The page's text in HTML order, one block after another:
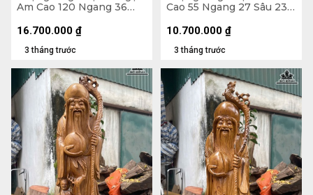
Am Cao 120 Ngang 36
3 tháng trước
16.700.000 ₫
Cao 55 Ngang 27 Sâu 23
3 tháng trước
10.700.000 ₫